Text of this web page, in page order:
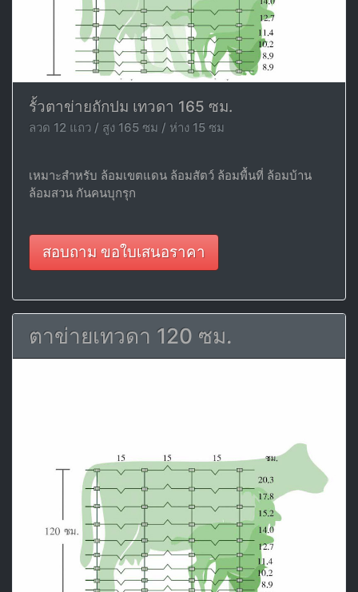
รั้วตาข่ายถักปม เทวดา 165 ซม.
ลวด 12 แถว / สูง 165 ซม / ห่าง 15 ซม
เหมาะสำหรับ ล้อมเขตแดน ล้อมสัตว์ ล้อมพื้นที่ ล้อมบ้าน
ล้อมสวน กันคนบุกรุก
สอบถาม ขอใบเสนอราคา
ตาข่ายเทวดา 120 ซม.